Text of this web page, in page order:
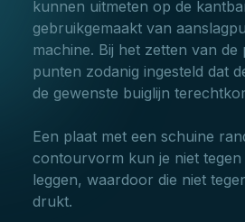
kunnen uitmeten op de
gebruikgemaakt van
machine. Bij het zetten van
punten zodanig ingesteld dat
de gewenste buiglijn
Een plaat met een schuine
contourvorm kun je niet tegen
leggen, waardoor die niet
drukt.